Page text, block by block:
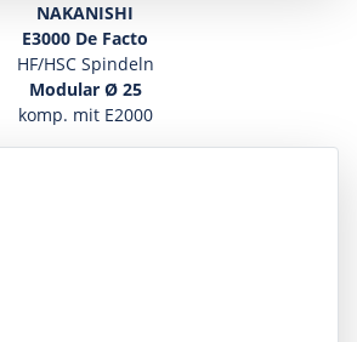
NAKANISHI
E3000 De Facto
HF/HSC Spindeln
Modular Ø 25
komp. mit E2000